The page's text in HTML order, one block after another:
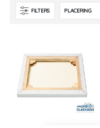
FILTERS